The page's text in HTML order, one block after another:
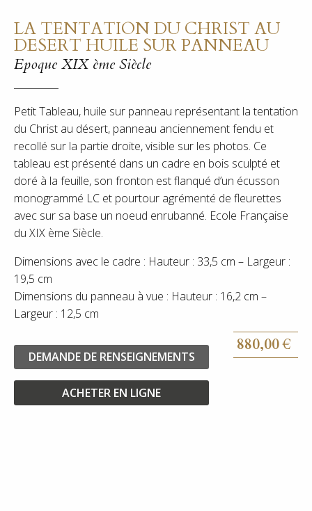
LA TENTATION DU CHRIST AU
DESERT HUILE SUR PANNEAU
Epoque XIX ème Siècle
Petit Tableau, huile sur panneau représentant la tentation
du Christ au désert, panneau anciennement fendu et
recollé sur la partie droite, visible sur les photos. Ce
tableau est présenté dans un cadre en bois sculpté et
doré à la feuille, son fronton est flanqué d’un écusson
monogrammé LC et pourtour agrémenté de fleurettes
avec sur sa base un noeud enrubanné. Ecole Française
du XIX ème Siècle.
Dimensions avec le cadre : Hauteur : 33,5 cm – Largeur :
19,5 cm
Dimensions du panneau à vue : Hauteur : 16,2 cm –
Largeur : 12,5 cm
DEMANDE DE RENSEIGNEMENTS
880,00€
ACHETER EN LIGNE